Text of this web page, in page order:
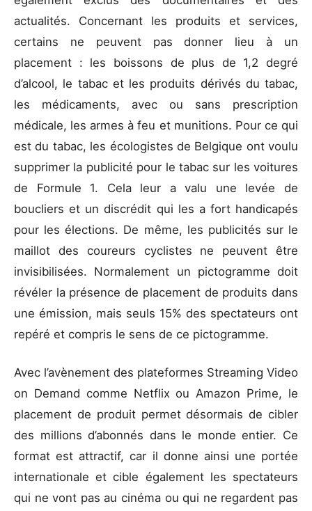
actualités. Concernant les produits et services,
certains ne peuvent pas donner lieu à un
placement : les boissons de plus de 1,2 degré
d’alcool, le tabac et les produits dérivés du tabac,
les médicaments, avec ou sans prescription
médicale, les armes à feu et munitions. Pour ce qui
est du tabac, les écologistes de Belgique ont voulu
supprimer la publicité pour le tabac sur les voitures
de Formule 1. Cela leur a valu une levée de
boucliers et un discrédit qui les a fort handicapés
pour les élections. De même, les publicités sur le
maillot des coureurs cyclistes ne peuvent être
invisibilisées. Normalement un pictogramme doit
révéler la présence de placement de produits dans
une émission, mais seuls 15% des spectateurs ont
repéré et compris le sens de ce pictogramme.
Avec l’avènement des plateformes Streaming Video
on Demand comme Netflix ou Amazon Prime, le
placement de produit permet désormais de cibler
des millions d’abonnés dans le monde entier. Ce
format est attractif, car il donne ainsi une portée
internationale et cible également les spectateurs
qui ne vont pas au cinéma ou qui ne regardent pas